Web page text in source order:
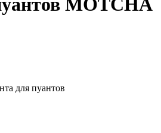
MOTCHA
для пуантов